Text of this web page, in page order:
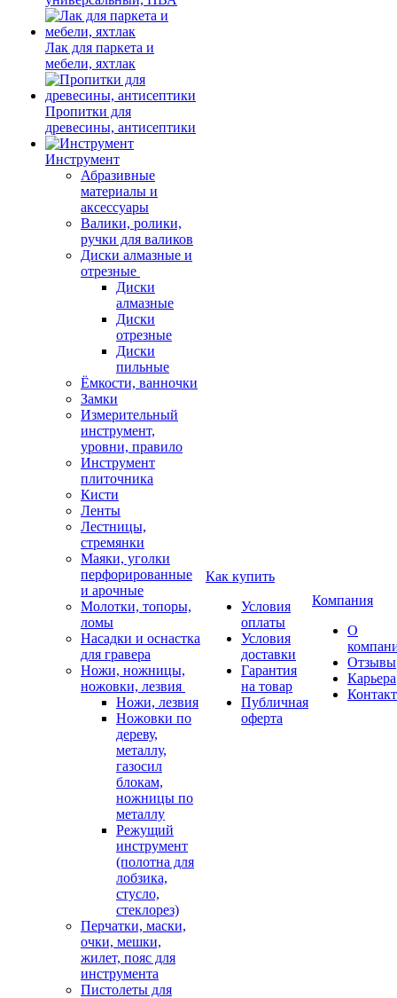
Лак для паркета и
мебели, яхтлак
Пропитки для
древесины, антисептики
Инструмент
Абразивные
материалы и
аксессуары
Валики, ролики,
ручки для валиков
Диски алмазные и
отрезные
Диски
алмазные
Диски
отрезные
Диски
пильные
Ёмкости, ванночки
Замки
Измерительный
инструмент,
уровни, правило
Инструмент
плиточника
Кисти
Ленты
Лестницы,
стремянки
Маяки, уголки
перфорированные
и арочные
Молотки, топоры,
ломы
Насадки и оснастка
для гравера
Ножи, ножницы,
ножовки, лезвия
Ножи, лезвия
Ножовки по
дереву,
металлу,
газосил
блокам,
ножницы по
металлу
Режущий
инструмент
(полотна для
лобзика,
стусло,
стеклорез)
Перчатки, маски,
очки, мешки,
жилет, пояс для
инструмента
Пистолеты для
Как купить
Условия
оплаты
Условия
доставки
Гарантия
на товар
Публичная
оферта
Компания
О
Отзывы
Карьера